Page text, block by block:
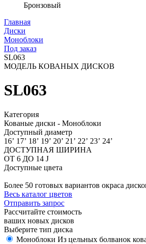
Бронзовый
Главная
Диски
Моноблоки
Под заказ
SL063
МОДЕЛЬ КОВАНЫХ ДИСКОВ
SL063
Категория
Кованые диски - Моноблоки
Доступный диаметр
16’ 17’ 18’ 19’ 20’ 21’ 22’ 23’ 24’
ДОСТУПНАЯ ШИРИНА
ОТ 6 ДО 14 J
Доступные цвета
Более 50 готовых вариантов окраса
Весь каталог цветов
Отправить запрос
Рассчитайте стоимость
ваших новых дисков
Выберите тип диска
Моноблоки Из цельных болванок